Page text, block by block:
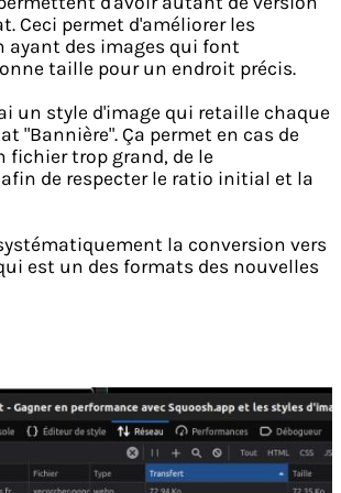
Ceci permet d'améliorer les
ayant des images qui font
taille pour un endroit précis.
un style d'image qui retaille chaque
"Bannière". Ça permet en cas de
fichier trop grand, de le
de respecter le ratio initial et la
la conversion vers
est un des formats des nouvelles